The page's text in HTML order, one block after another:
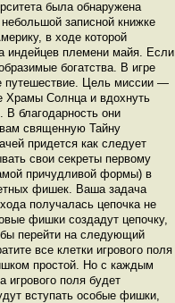
была обнаружена
записной книжке
в ходе которой
индейцев племени майя. Если
богатства. В игре
путешествие. Цель миссии —
Храмы Солнца и вдохнуть
В благодарность они
священную Тайну
придется как следует
свои секреты первому
причудливой формы) в
фишек. Ваша задача
получалась цепочка не
фишки создадут цепочку,
перейти на следующий
все клетки игрового поля
простой. Но с каждым
игрового поля будет
вступать особые фишки,